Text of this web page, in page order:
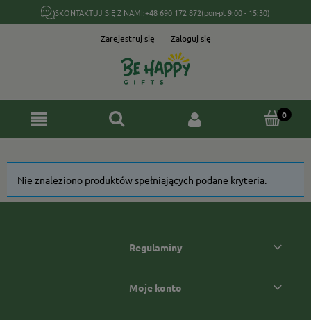
SKONTAKTUJ SIĘ Z NAMI:+48 690 172 872(pon-pt 9:00 - 15:30)
Zarejestruj się Zaloguj się
Nie znaleziono produktów spełniających podane kryteria.
Regulaminy
Moje konto